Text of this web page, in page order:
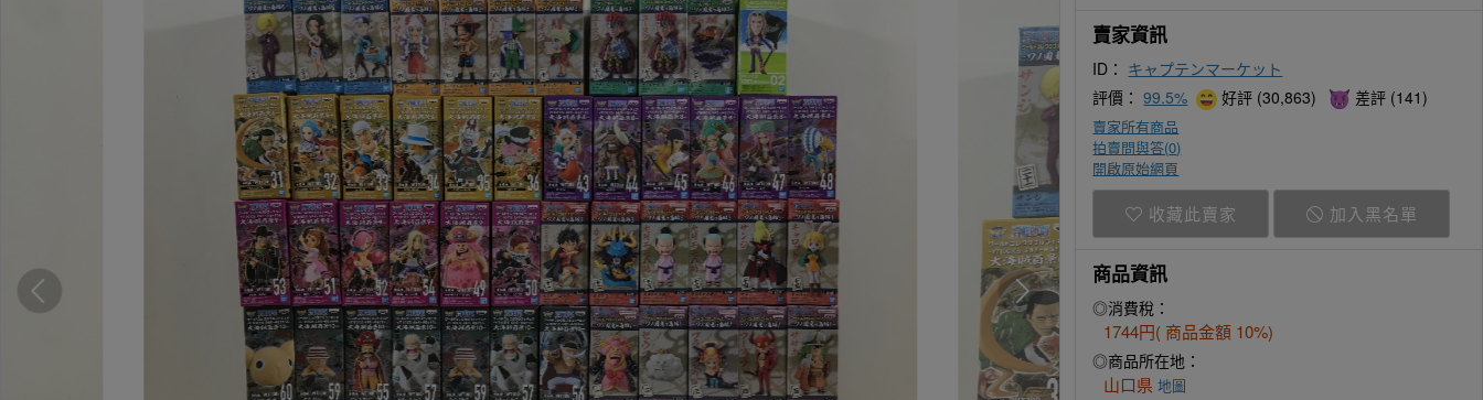
賣家資訊
ID： キャプテンマーケット
評價：99.5% 好評 (30,863) 差評 (141)
賣家所有商品
拍賣問與答(0)
開啟原始網頁
收藏此賣家 加入黑名單
商品資訊
◎消費稅：
1744円( 商品金額 10%)
◎商品所在地：
山口県 地圖